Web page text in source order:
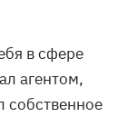
в сфере
агентом,
собственное